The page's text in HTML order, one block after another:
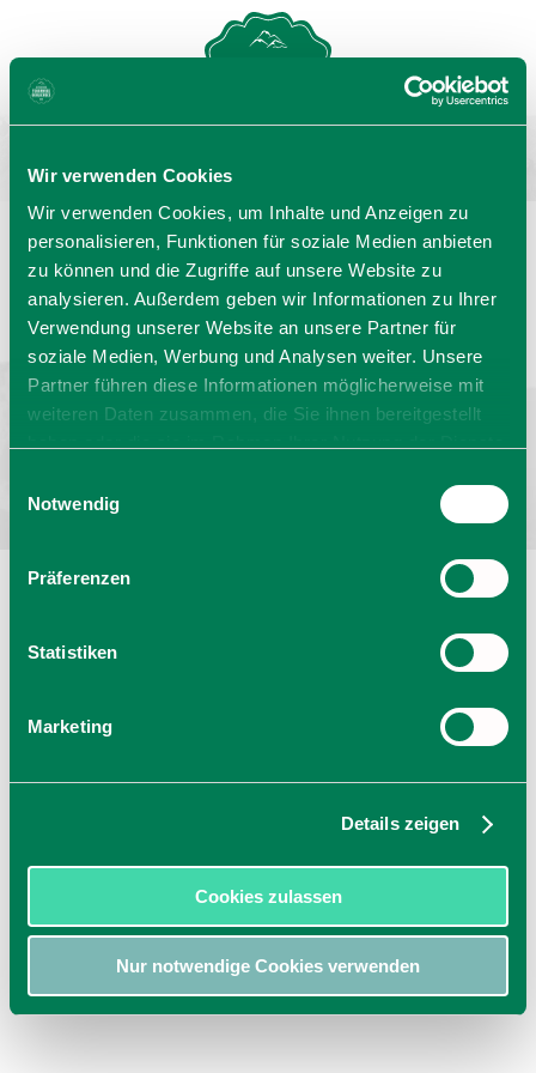
Wir verwenden Cookies
Wir verwenden Cookies, um Inhalte und Anzeigen zu
personalisieren, Funktionen für soziale Medien anbieten
zu können und die Zugriffe auf unsere Website zu
analysieren. Außerdem geben wir Informationen zu Ihrer
Verwendung unserer Website an unsere Partner für
soziale Medien, Werbung und Analysen weiter. Unsere
Partner führen diese Informationen möglicherweise mit
weiteren Daten zusammen, die Sie ihnen bereitgestellt
Cookies, wenn Sie unsere Webseite weiterhin nutzen.
Notwendig
Präferenzen
Statistiken
Marketing
Details zeigen
Cookies zulassen
Nur notwendige Cookies verwenden
Sprache wählen: DE EN IT
Barrierefrei reisen Filmregion
Prospekte
Kontakt
Impressum
Datenschutz
Erklärung zur Barrierefreiheit
Bayern - traditionell anders
GASTGEBERSUCHE